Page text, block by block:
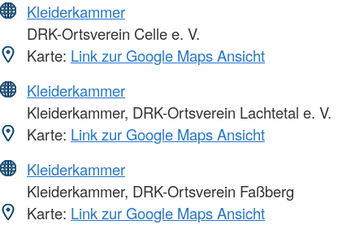
Kleiderkammer
DRK-Ortsverein Celle e. V.
Karte: Link zur Google Maps Ansicht
Kleiderkammer
Kleiderkammer, DRK-Ortsverein Lachtetal e. V.
Karte: Link zur Google Maps Ansicht
Kleiderkammer
Kleiderkammer, DRK-Ortsverein Faßberg
Karte: Link zur Google Maps Ansicht